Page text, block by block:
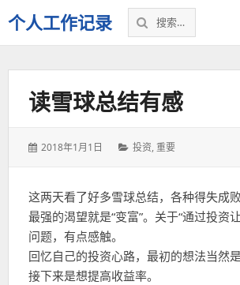
个人工作记录
搜
索：
读雪球总结有感
发
2018年1月1日
分
投资,重要
这两天看了好多雪球总结，各种得失成
最强的渴望就是“变富”。关于“通过投资
问题，有点感触。
回忆自己的投资心路，最初的想法当然
接下来是想提高收益率。